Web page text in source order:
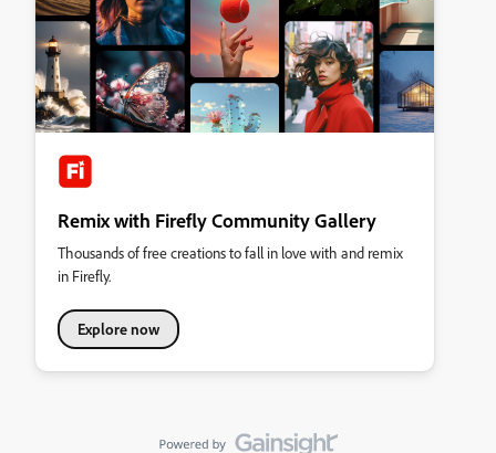
Remix with Firefly Community Gallery
Thousands of free creations to fall in love with and remix
in Firefly.
Explore now